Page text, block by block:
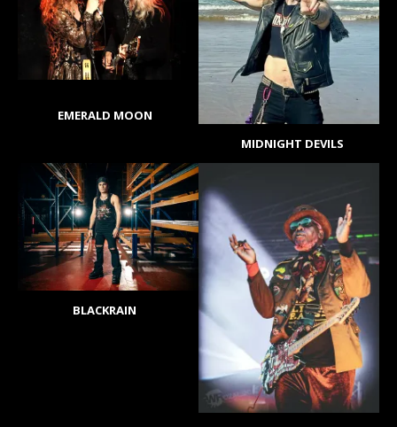
EMERALD MOON
MIDNIGHT DEVILS
BLACKRAIN